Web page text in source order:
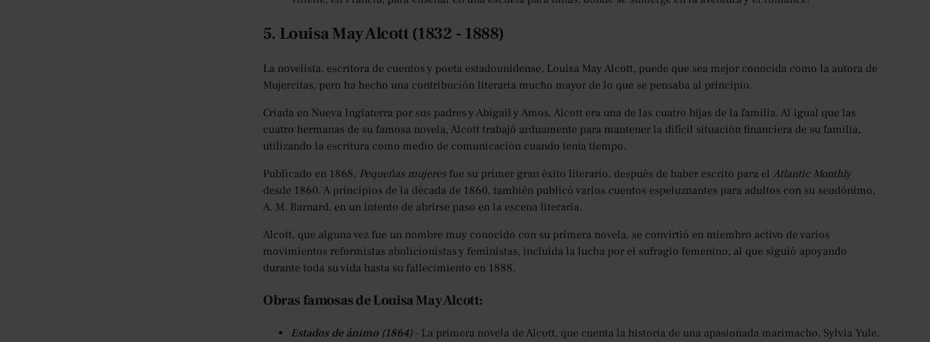
5. Louisa May Alcott (1832 - 1888)
La novelista, escritora de cuentos y poeta estadounidense, Louisa May Alcott, puede que sea mejor conocida como la autora de
Mujercitas, pero ha hecho una contribución literaria mucho mayor de lo que se pensaba al principio.
Criada en Nueva Inglaterra por sus padres y Abigail y Amos, Alcott era una de las cuatro hijas de la familia. Al igual que las
cuatro hermanas de su famosa novela, Alcott trabajó arduamente para mantener la difícil situación financiera de su familia,
utilizando la escritura como medio de comunicación cuando tenía tiempo.
Publicado en 1868, Pequeñas mujeresfue su primer gran éxito literario, después de haber escrito para el Atlantic Monthly
desde 1860. A principios de la década de 1860, también publicó varios cuentos espeluznantes para adultos con su seudónimo,
A. M. Barnard, en un intento de abrirse paso en la escena literaria.
Alcott, que alguna vez fue un nombre muy conocido con su primera novela, se convirtió en miembro activo de varios
movimientos reformistas abolicionistas y feministas, incluida la lucha por el sufragio femenino, al que siguió apoyando
durante toda su vida hasta su fallecimiento en 1888.
Obras famosas de Louisa May Alcott:
Estados de ánimo (1864)- La primera novela de Alcott, que cuenta la historia de una apasionada marimacho, Sylvia Yule,